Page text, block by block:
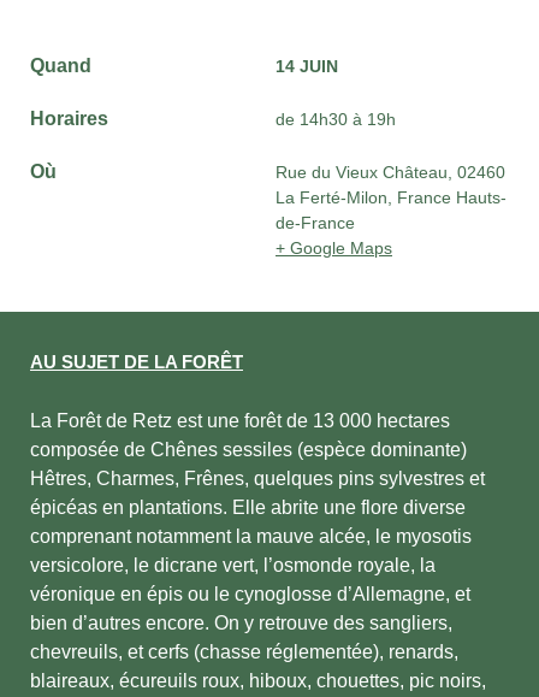
Quand 14 JUIN
Horaires de 14h30 à 19h
Où
Rue du Vieux Château, 02460
La Ferté-Milon, France Hauts-
de-France
+ Google Maps
AU SUJET DE LA FORÊT
La Forêt de Retz est une forêt de 13 000 hectares
composée de Chênes sessiles (espèce dominante)
Hêtres, Charmes, Frênes, quelques pins sylvestres et
épicéas en plantations. Elle abrite une flore diverse
comprenant notamment la mauve alcée, le myosotis
versicolore, le dicrane vert, l’osmonde royale, la
véronique en épis ou le cynoglosse d’Allemagne, et
bien d’autres encore. On y retrouve des sangliers,
chevreuils, et cerfs (chasse réglementée), renards,
blaireaux, écureuils roux, hiboux, chouettes, pic noirs,